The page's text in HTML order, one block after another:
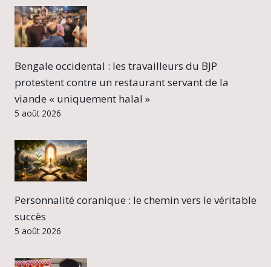
Bengale occidental : les travailleurs du BJP
protestent contre un restaurant servant de la
viande « uniquement halal »
5 août 2026
Personnalité coranique : le chemin vers le véritable
succès
5 août 2026